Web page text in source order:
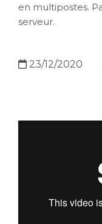
en multipostes.
serveur.
23/12/2020